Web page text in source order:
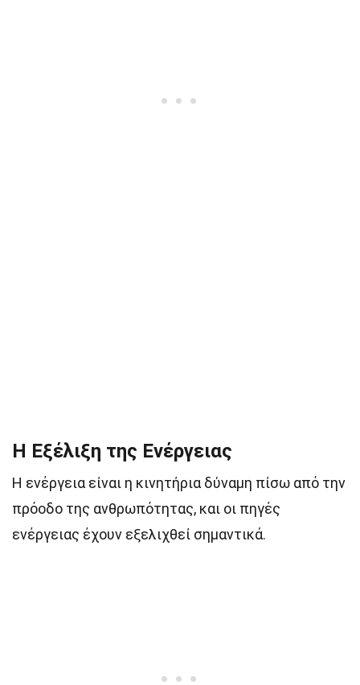
Η Εξέλιξη της Ενέργειας
Η ενέργεια είναι η κινητήρια δύναμη πίσω από την
πρόοδο της ανθρωπότητας, και οι πηγές
ενέργειας έχουν εξελιχθεί σημαντικά.